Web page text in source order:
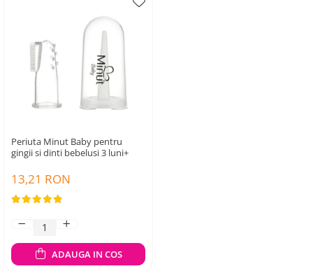
Masti pentru ten si gomaje
Tratamente si seruri pentru ten
Cadite bebe si accesorii baie
Articole igiena dentara copii
Ser fiziologic si comprese sterile
Masti chirurgicale medicale
Periuta Minut Baby pentru
gingii si dinti bebelusi 3 luni+
13,21 RON
ADAUGA IN COS